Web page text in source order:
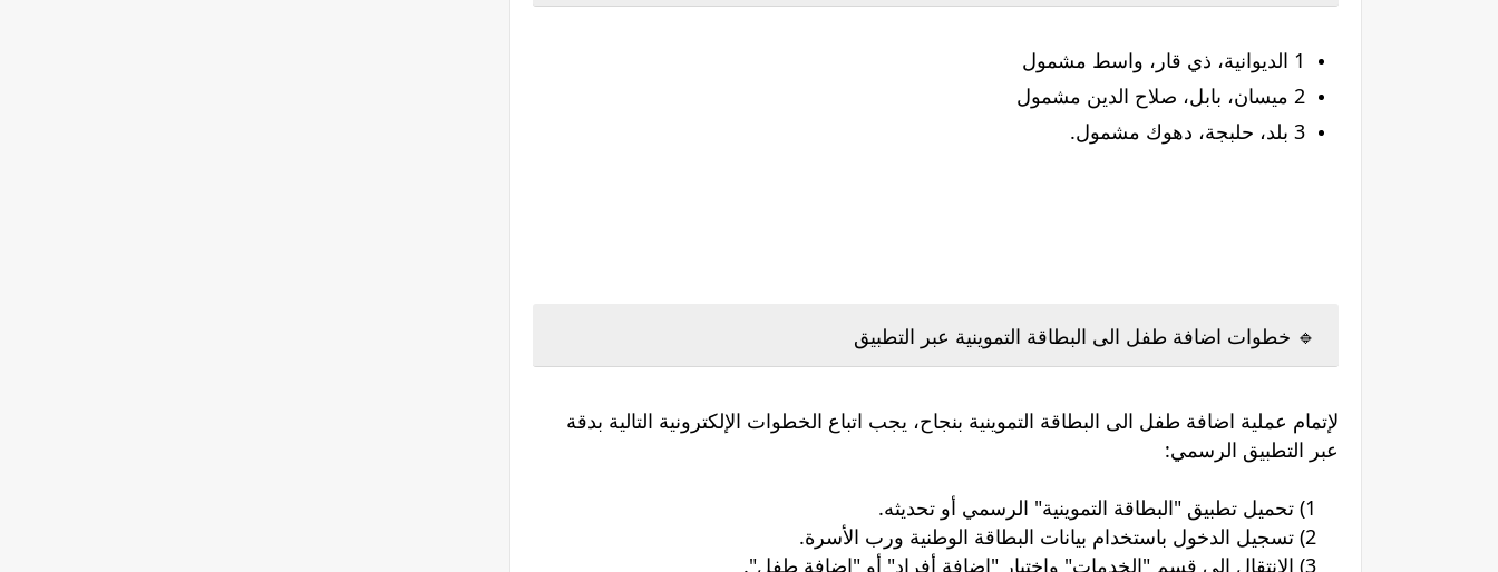
1 الديوانية، ذي قار، واسط مشمول
2 ميسان، بابل، صلاح الدين مشمول
3 بلد، حلبجة، دهوك مشمول.
🔹 خطوات اضافة طفل الى البطاقة التموينية عبر التطبيق
لإتمام عملية اضافة طفل الى البطاقة التموينية بنجاح، يجب اتباع الخطوات الإلكترونية التالية بدقة
عبر التطبيق الرسمي: